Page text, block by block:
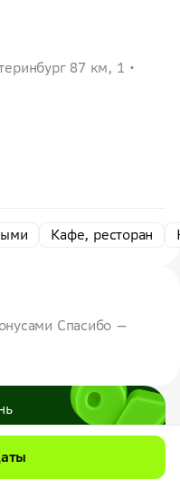
87 км, 1
Кафе, ресторан
Спасибо —